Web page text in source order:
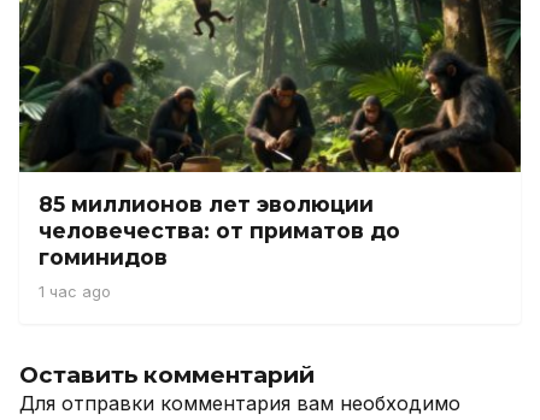
85 миллионов лет эволюции
человечества: от приматов до
гоминидов
1 час ago
Оставить комментарий
Для отправки комментария вам необходимо